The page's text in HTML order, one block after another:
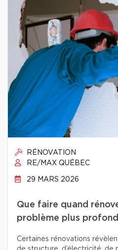
RÉNOVATION
RE/MAX QUÉBEC
29 MARS 2026
Que faire quand
problème plus
Certaines rénovations